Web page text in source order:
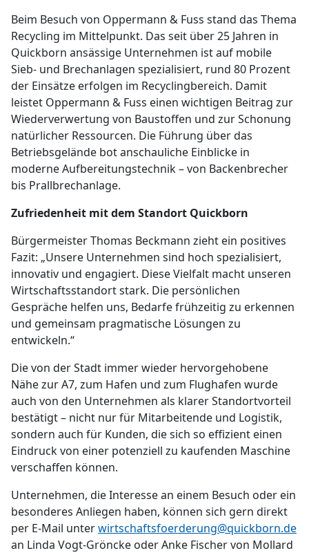
Beim Besuch von Oppermann & Fuss stand das Thema
Recycling im Mittelpunkt. Das seit über 25 Jahren in
Quickborn ansässige Unternehmen ist auf mobile
Sieb- und Brechanlagen spezialisiert, rund 80 Prozent
der Einsätze erfolgen im Recyclingbereich. Damit
leistet Oppermann & Fuss einen wichtigen Beitrag zur
Wiederverwertung von Baustoffen und zur Schonung
natürlicher Ressourcen. Die Führung über das
Betriebsgelände bot anschauliche Einblicke in
moderne Aufbereitungstechnik – von Backenbrecher
bis Prallbrechanlage.
Zufriedenheit mit dem Standort Quickborn
Bürgermeister Thomas Beckmann zieht ein positives
Fazit: „Unsere Unternehmen sind hoch spezialisiert,
innovativ und engagiert. Diese Vielfalt macht unseren
Wirtschaftsstandort stark. Die persönlichen
Gespräche helfen uns, Bedarfe frühzeitig zu erkennen
und gemeinsam pragmatische Lösungen zu
entwickeln.“
Die von der Stadt immer wieder hervorgehobene
Nähe zur A7, zum Hafen und zum Flughafen wurde
auch von den Unternehmen als klarer Standortvorteil
bestätigt – nicht nur für Mitarbeitende und Logistik,
sondern auch für Kunden, die sich so effizient einen
Eindruck von einer potenziell zu kaufenden Maschine
verschaffen können.
Unternehmen, die Interesse an einem Besuch oder ein
besonderes Anliegen haben, können sich gern direkt
per E-Mail unterwirtschaftsfoerderung@quickborn.de
an Linda Vogt-Gröncke oder Anke Fischer von Mollard